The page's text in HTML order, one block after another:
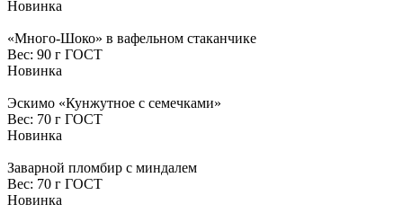
Новинка
«Много-Шоко» в вафельном стаканчике
Вес: 90 г ГОСТ
Новинка
Эскимо «Кунжутное с семечками»
Вес: 70 г ГОСТ
Новинка
Заварной пломбир с миндалем
Вес: 70 г ГОСТ
Новинка